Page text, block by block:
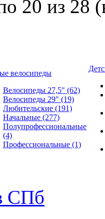
20 из 28
велосипеды
Велосипеды 27,5" (62)
Велосипеды 29" (19)
Любительские (191)
Начальные (277)
Полупрофессиональные
(4)
Профессиональные (1)
СПб